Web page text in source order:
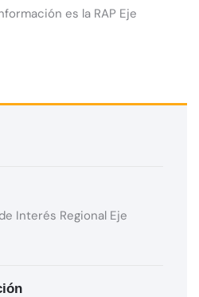
es la RAP Eje
Interés Regional Eje